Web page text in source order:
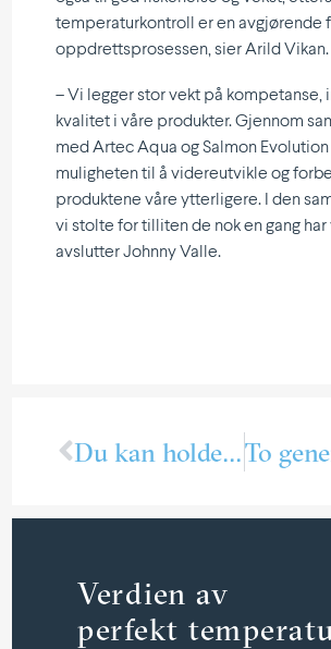
temperaturkontroll er en avgjørende
oppdrettsprosessen, sier Arild Vikan.
– Vi legger stor vekt på kompetanse,
kvalitet i våre produkter. Gjennom
med Artec Aqua og Salmon
muligheten til å videreutvikle og
produktene våre ytterligere. I den
vi stolte for tilliten de nok en gang har
avslutter Johnny Valle.
Du kan holde gryta varm sammen med oss i PTG
Verdien av
perfekt